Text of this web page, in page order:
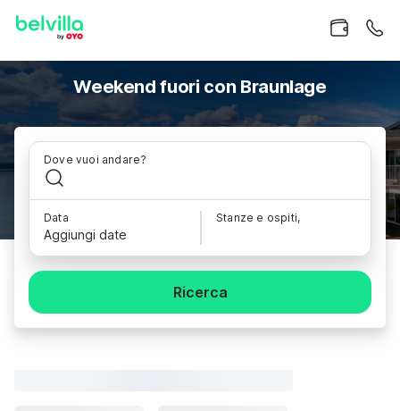
Weekend fuori con Braunlage
Dove vuoi andare?
Data
Aggiungi date
Stanze e ospiti,
Ricerca